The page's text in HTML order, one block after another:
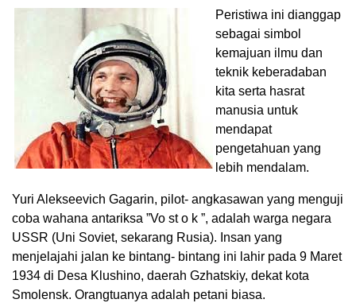
Peristiwa ini dianggap
sebagai simbol
kemajuan ilmu dan
teknik keberadaban
kita serta hasrat
manusia untuk
mendapat
pengetahuan yang
lebih mendalam.
Yuri Alekseevich Gagarin, pilot- angkasawan yang menguji
coba wahana antariksa ”Vo st o k ”, adalah warga negara
USSR (Uni Soviet, sekarang Rusia). Insan yang
menjelajahi jalan ke bintang- bintang ini lahir pada 9 Maret
1934 di Desa Klushino, daerah Gzhatskiy, dekat kota
Smolensk. Orangtuanya adalah petani biasa.